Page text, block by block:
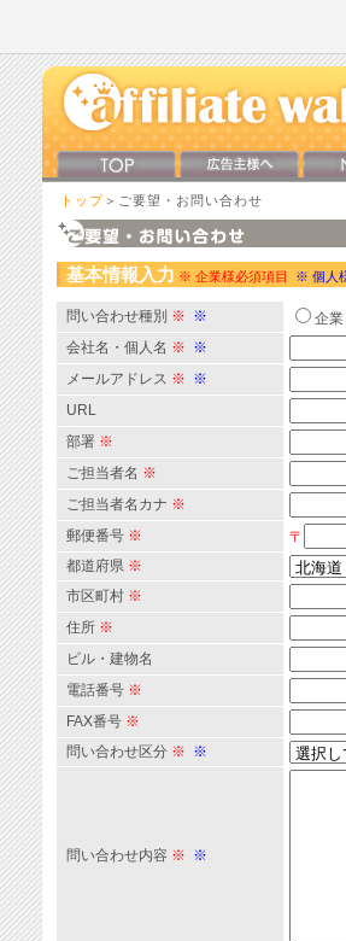
トップ ＞ご要望・お問い合わせ
基本情報入力 ※ 企業様必須項目 ※ 個人
問い合わせ種別 ※ ※ 企業
会社名・個人名 ※ ※
メールアドレス ※ ※
URL
部署 ※
ご担当者名 ※
ご担当者名カナ ※
郵便番号 ※ 〒
都道府県 ※
市区町村 ※
住所 ※
ビル・建物名
電話番号 ※
FAX番号 ※
問い合わせ区分 ※ ※
問い合わせ内容 ※ ※